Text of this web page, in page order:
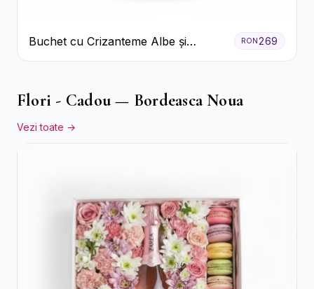
Buchet cu Crizanteme Albe și
Galbene
RON 269
Flori - Cadou — Bordeasca Noua
Vezi toate →